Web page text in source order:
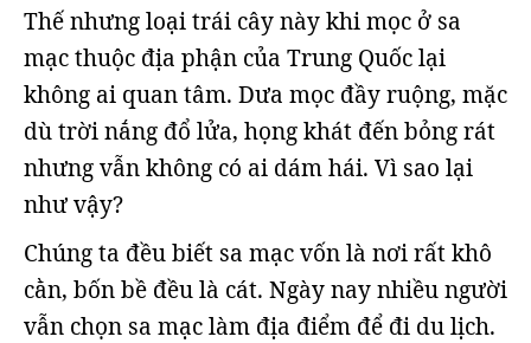
Thế nhưng loại trái cây này khi mọc ở sa
mạc thuộc địa phận của Trung Quốc lại
không ai quan tâm. Dưa mọc đầy ruộng, mặc
dù trời nắng đổ lửa, họng khát đến bỏng rát
nhưng vẫn không có ai dám hái. Vì sao lại
như vậy?
Chúng ta đều biết sa mạc vốn là nơi rất khô
cằn, bốn bề đều là cát. Ngày nay nhiều người
vẫn chọn sa mạc làm địa điểm để đi du lịch.